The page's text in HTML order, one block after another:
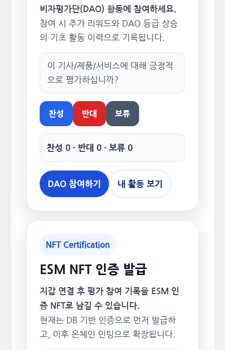
비자평가단(DAO) 활동에 참여하세요.
참여 시 추가 리워드와 DAO 등급 상승
의 기초 활동 이력으로 기록됩니다.
이 기사/제품/서비스에 대해 긍정적
으로 평가하십니까?
찬성 반대 보류
찬성 0 · 반대 0 · 보류 0
DAO 참여하기 내 활동 보기
NFT Certification
ESM NFT 인증 발급
지갑 연결 후 평가 참여 기록을 ESM 인
증 NFT로 남길 수 있습니다.
현재는 DB 기반 인증으로 먼저 발급하
고, 이후 온체인 민팅으로 확장됩니다.